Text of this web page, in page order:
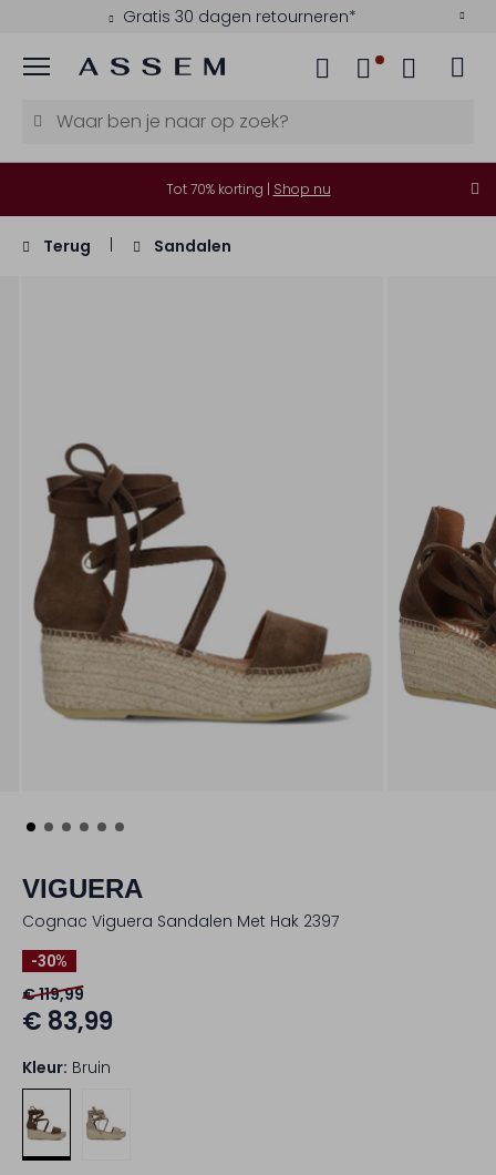
Gratis 30 dagen retourneren*
Menu
Tot 70% korting | Shop nu
Terug Sandalen
VIGUERA
Cognac Viguera Sandalen Met Hak 2397
-30%
€ 119,99
€ 83,99
Kleur: Bruin